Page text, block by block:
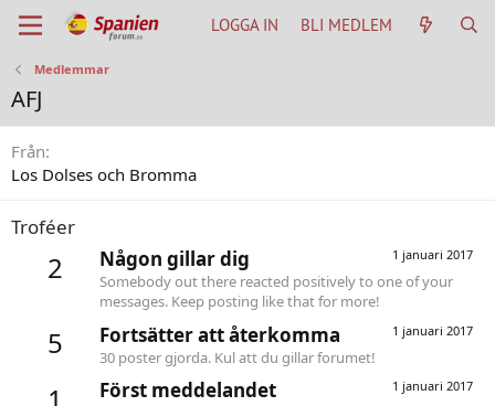
LOGGA IN BLI MEDLEM
Medlemmar
AFJ
Från
Los Dolses och Bromma
Troféer
2 1 januari 2017
Någon gillar dig
Somebody out there reacted positively to one of your
messages. Keep posting like that for more!
5 1 januari 2017
Fortsätter att återkomma
30 poster gjorda. Kul att du gillar forumet!
1 1 januari 2017
Först meddelandet